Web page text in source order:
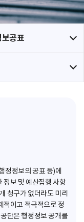
공표
정정보의 공표 등)에
정보 및 예산집행 사항
청구가 없더라도 미리
적이고 적극적으로 정
단은 행정정보 공개를